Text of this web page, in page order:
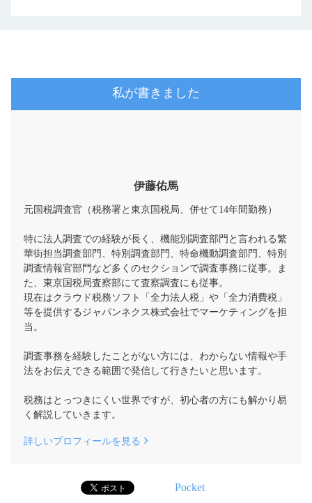
伊藤佑馬
元国税調査官（税務署と東京国税局、併せて14年間勤務）
特に法人調査での経験が長く、機能別調査部門と言われる繁
華街担当調査部門、特別調査部門、特命機動調査部門、特別
調査情報官部門など多くのセクションで調査事務に従事。ま
た、東京国税局査察部にて査察調査にも従事。
現在はクラウド税務ソフト「全力法人税」や「全力消費税」
等を提供するジャパンネクス株式会社でマーケティングを担
当。
調査事務を経験したことがない方には、わからない情報や手
法をお伝えできる範囲で発信して行きたいと思います。
税務はとっつきにくい世界ですが、初心者の方にも解かり易
く解説していきます。
詳しいプロフィールを見る
Pocket